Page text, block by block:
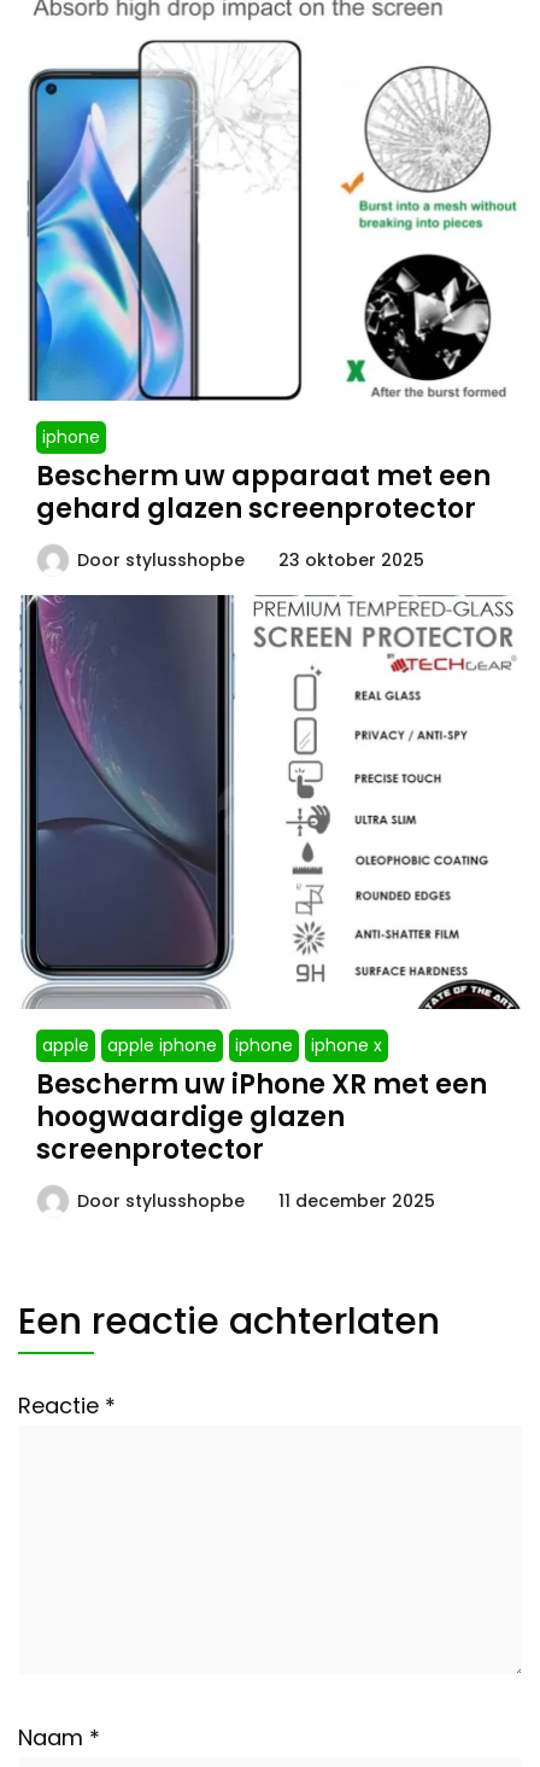
iphone
Bescherm uw apparaat met een
gehard glazen screenprotector
Door stylusshopbe 23 oktober 2025
apple apple iphone iphone iphone x
Bescherm uw iPhone XR met een
hoogwaardige glazen
screenprotector
Door stylusshopbe 11 december 2025
Een reactie achterlaten
Reactie *
Naam *